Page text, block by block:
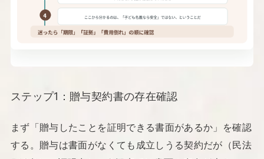
ステップ1：贈与契約書の存在確認
まず「贈与したことを証明できる書面があるか」を確認
する。贈与は書面がなくても成立しうる契約だが（民法